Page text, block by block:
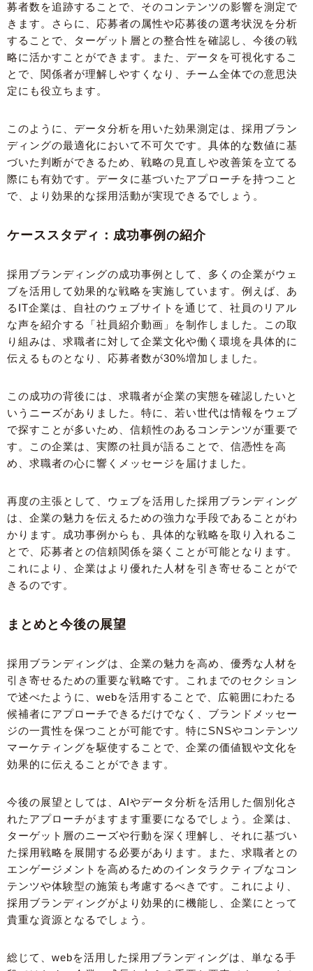
募者数を追跡することで、そのコンテンツの影響を測定で
きます。さらに、応募者の属性や応募後の選考状況を分析
することで、ターゲット層との整合性を確認し、今後の戦
略に活かすことができます。また、データを可視化するこ
とで、関係者が理解しやすくなり、チーム全体での意思決
定にも役立ちます。
このように、データ分析を用いた効果測定は、採用ブラン
ディングの最適化において不可欠です。具体的な数値に基
づいた判断ができるため、戦略の見直しや改善策を立てる
際にも有効です。データに基づいたアプローチを持つこと
で、より効果的な採用活動が実現できるでしょう。
ケーススタディ：成功事例の紹介
採用ブランディングの成功事例として、多くの企業がウェ
ブを活用して効果的な戦略を実施しています。例えば、あ
るIT企業は、自社のウェブサイトを通じて、社員のリアル
な声を紹介する「社員紹介動画」を制作しました。この取
り組みは、求職者に対して企業文化や働く環境を具体的に
伝えるものとなり、応募者数が30%増加しました。
この成功の背後には、求職者が企業の実態を確認したいと
いうニーズがありました。特に、若い世代は情報をウェブ
で探すことが多いため、信頼性のあるコンテンツが重要で
す。この企業は、実際の社員が語ることで、信憑性を高
め、求職者の心に響くメッセージを届けました。
再度の主張として、ウェブを活用した採用ブランディング
は、企業の魅力を伝えるための強力な手段であることがわ
かります。成功事例からも、具体的な戦略を取り入れるこ
とで、応募者との信頼関係を築くことが可能となります。
これにより、企業はより優れた人材を引き寄せることがで
きるのです。
まとめと今後の展望
採用ブランディングは、企業の魅力を高め、優秀な人材を
引き寄せるための重要な戦略です。これまでのセクション
で述べたように、webを活用することで、広範囲にわたる
候補者にアプローチできるだけでなく、ブランドメッセー
ジの一貫性を保つことが可能です。特にSNSやコンテンツ
マーケティングを駆使することで、企業の価値観や文化を
効果的に伝えることができます。
今後の展望としては、AIやデータ分析を活用した個別化さ
れたアプローチがますます重要になるでしょう。企業は、
ターゲット層のニーズや行動を深く理解し、それに基づい
た採用戦略を展開する必要があります。また、求職者との
エンゲージメントを高めるためのインタラクティブなコン
テンツや体験型の施策も考慮するべきです。これにより、
採用ブランディングがより効果的に機能し、企業にとって
貴重な資源となるでしょう。
総じて、webを活用した採用ブランディングは、単なる手